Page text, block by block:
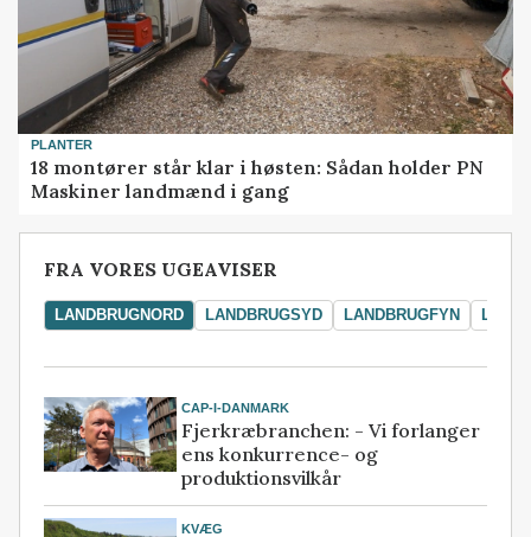
PLANTER
18 montører står klar i høsten: Sådan holder PN
Maskiner landmænd i gang
FRA VORES UGEAVISER
LANDBRUGNORD LANDBRUGSYD LANDBRUGFYN
CAP-I-DANMARK
Fjerkræbranchen: - Vi forlanger
ens konkurrence- og
produktionsvilkår
KVÆG